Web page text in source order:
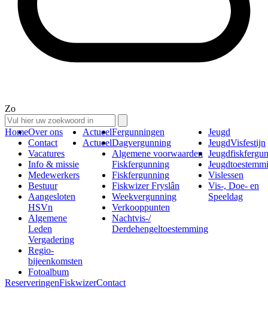
Zo
HomeOver ons
Contact
Vacatures
Info & missie
Medewerkers
Bestuur
Aangesloten
HSVn
Algemene
Leden
Vergadering
Regio-
bijeenkomsten
Fotoalbum
Actueel
Actueel
Fergunningen
Dagvergunning
Algemene voorwaarden
Fiskfergunning
Fiskfergunning
Fiskwizer Fryslân
Weekvergunning
Verkooppunten
Nachtvis-/
Derdehengeltoestemming
Jeugd
JeugdVisfestijn
Vislessen
Vis-, Doe- en
Speeldag
ReserveringenFiskwizerContact